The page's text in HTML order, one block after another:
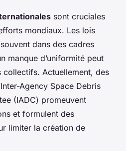
sont cruciales
mondiaux. Les lois
dans des cadres
manque d’uniformité peut
Actuellement, des
Agency Space Debris
(IADC) promeuvent
et formulent des
limiter la création de